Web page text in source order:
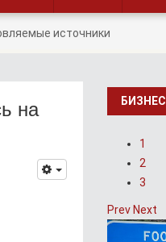
источники
на БИЗНЕС
1
2
3
Prev Next